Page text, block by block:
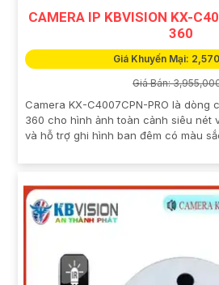
CAMERA IP KBVISION KX-
360
Giá Khuyến Mại:
Giá Bán:
Camera KX-C4007CPN-PRO là dòng
360 cho hình ảnh toàn cảnh siêu nét
và hỗ trợ ghi hình ban đêm có màu